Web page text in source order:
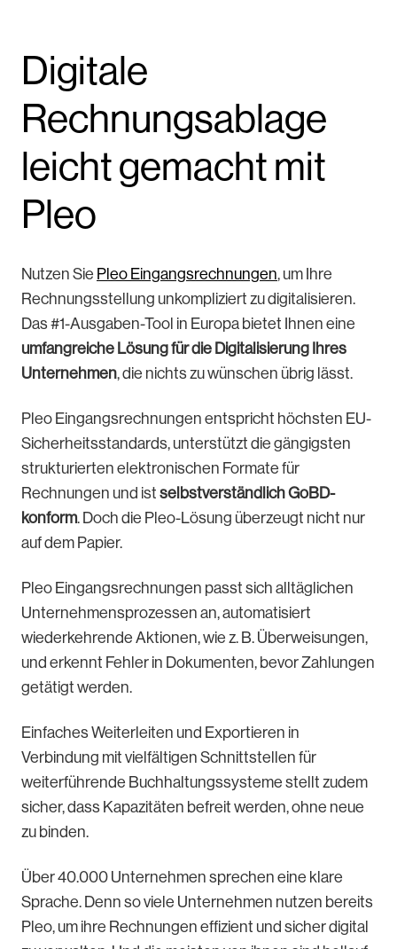
Digitale
Rechnungsablage
leicht gemacht mit
Pleo
Nutzen Sie Pleo Eingangsrechnungen, um Ihre
Rechnungsstellung unkompliziert zu digitalisieren.
Das #1-Ausgaben-Tool in Europa bietet Ihnen eine
umfangreiche Lösung für die Digitalisierung Ihres
Unternehmen, die nichts zu wünschen übrig lässt.
Pleo Eingangsrechnungen entspricht höchsten EU-
Sicherheitsstandards, unterstützt die gängigsten
strukturierten elektronischen Formate für
Rechnungen und ist selbstverständlich GoBD-
konform. Doch die Pleo-Lösung überzeugt nicht nur
auf dem Papier.
Pleo Eingangsrechnungen passt sich alltäglichen
Unternehmensprozessen an, automatisiert
wiederkehrende Aktionen, wie z. B. Überweisungen,
und erkennt Fehler in Dokumenten, bevor Zahlungen
getätigt werden.
Einfaches Weiterleiten und Exportieren in
Verbindung mit vielfältigen Schnittstellen für
weiterführende Buchhaltungssysteme stellt zudem
sicher, dass Kapazitäten befreit werden, ohne neue
zu binden.
Über 40.000 Unternehmen sprechen eine klare
Sprache. Denn so viele Unternehmen nutzen bereits
Pleo, um ihre Rechnungen effizient und sicher digital